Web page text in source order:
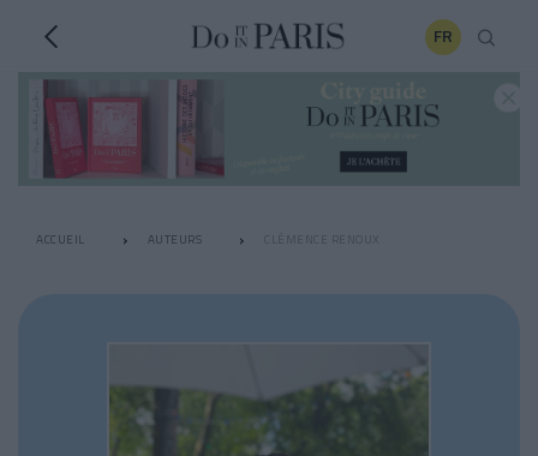
FR
ACCUEIL AUTEURS